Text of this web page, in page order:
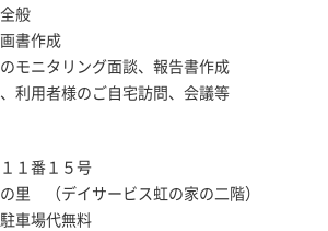
般
書作成
モニタリング面談、報告書作成
利用者様のご自宅訪問、会議等
１番１５号
里 （デイサービス虹の家の二階）
車場代無料